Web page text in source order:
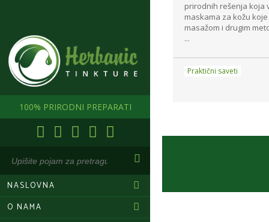
100% PRIRODNI PREPARATI
NASLOVNA
O NAMA
prirodnih rešenja koja
maskama za kožu
masažom i drugim
...
Praktični saveti